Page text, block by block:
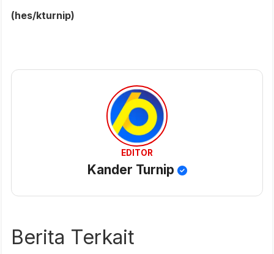
(hes/kturnip)
EDITOR
Kander Turnip
Berita Terkait